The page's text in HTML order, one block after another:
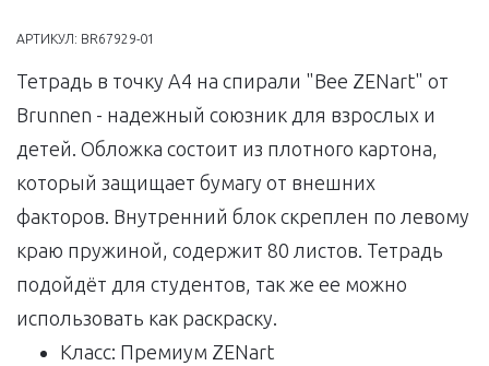
АРТИКУЛ: BR67929-01
Тетрадь в точку А4 на спирали "Bee ZENart" от
Brunnen - надежный союзник для взрослых и
детей. Обложка состоит из плотного картона,
который защищает бумагу от внешних
факторов. Внутренний блок скреплен по левому
краю пружиной, содержит 80 листов. Тетрадь
подойдёт для студентов, так же ее можно
использовать как раскраску.
Класс: Премиум ZENart